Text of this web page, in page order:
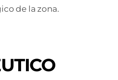
de la zona.